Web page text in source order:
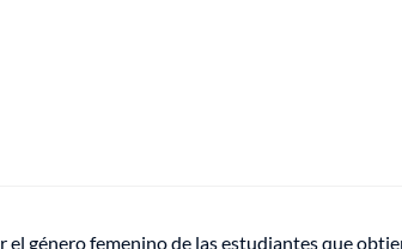
el género femenino de las estudiantes que